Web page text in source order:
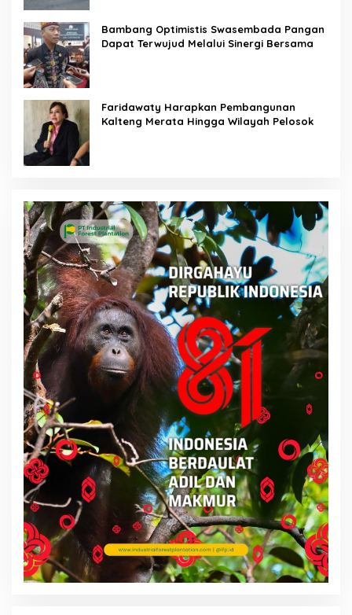
Bambang Optimistis Swasembada Pangan
Dapat Terwujud Melalui Sinergi Bersama
Faridawaty Harapkan Pembangunan
Kalteng Merata Hingga Wilayah Pelosok